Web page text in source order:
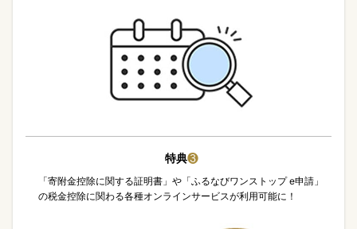
特典❸
「寄附金控除に関する証明書」や「ふるなびワンストップ e申請」
の税金控除に関わる各種オンラインサービスが利用可能に！